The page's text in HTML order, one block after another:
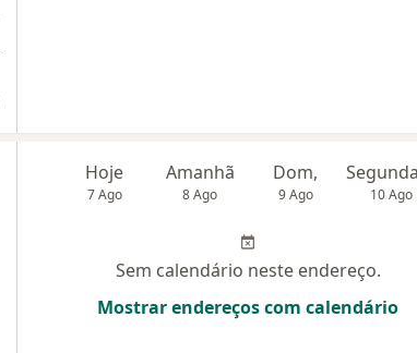
Hoje
7 Ago
Amanhã
8 Ago
Dom,
9 Ago 10 Ago
Sem calendário neste endereço.
Mostrar endereços com calendário